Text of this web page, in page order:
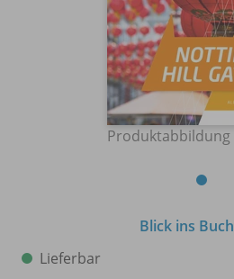
Produktabbildung
Blick ins Buch
Lieferbar